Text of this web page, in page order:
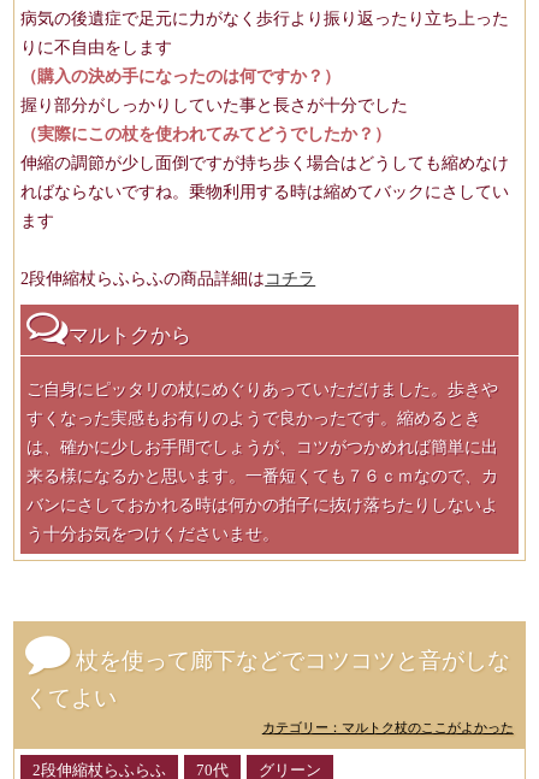
病気の後遺症で足元に力がなく歩行より振り返ったり立ち上った
りに不自由をします
（購入の決め手になったのは何ですか？）
握り部分がしっかりしていた事と長さが十分でした
（実際にこの杖を使われてみてどうでしたか？）
伸縮の調節が少し面倒ですが持ち歩く場合はどうしても縮めなけ
ればならないですね。乗物利用する時は縮めてバックにさしてい
ます
2段伸縮杖らふらふの商品詳細はコチラ
マルトクから
ご自身にピッタリの杖にめぐりあっていただけました。歩きや
すくなった実感もお有りのようで良かったです。縮めるとき
は、確かに少しお手間でしょうが、コツがつかめれば簡単に出
来る様になるかと思います。一番短くても７６ｃｍなので、カ
バンにさしておかれる時は何かの拍子に抜け落ちたりしないよ
う十分お気をつけくださいませ。
杖を使って廊下などでコツコツと音がしな
くてよい
カテゴリー：マルトク杖のここがよかった
2段伸縮杖らふらふ 70代 グリーン